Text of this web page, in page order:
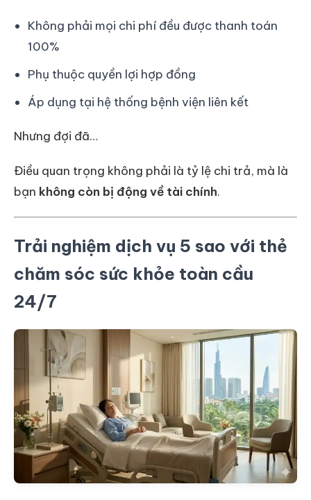
Không phải mọi chi phí đều được thanh toán
100%
Phụ thuộc quyền lợi hợp đồng
Áp dụng tại hệ thống bệnh viện liên kết
Nhưng đợi đã…
Điều quan trọng không phải là tỷ lệ chi trả, mà là
bạn không còn bị động về tài chính.
Trải nghiệm dịch vụ 5 sao với thẻ
chăm sóc sức khỏe toàn cầu
24/7